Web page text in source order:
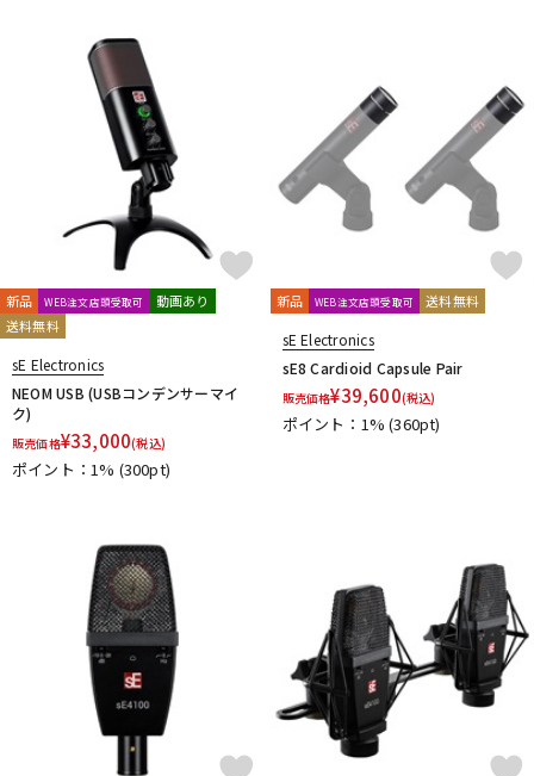
新品 WEB注文店頭受取可
動画あり
送料無料
sE Electronics
NEOM USB (USBコンデンサーマイ
ク)
販売価格¥33,000(税込)
ポイント：1% (300pt)
新品 WEB注文店頭受取可 送料無料
sE Electronics
sE8 Cardioid Capsule Pair
販売価格¥39,600(税込)
ポイント：1%(360pt)